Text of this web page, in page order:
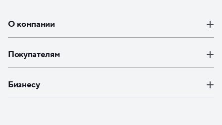
О компании
Покупателям
Бизнесу